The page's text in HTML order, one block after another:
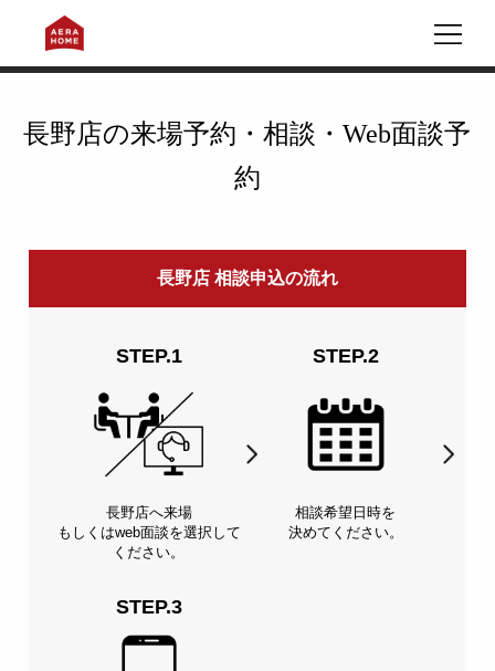
ホーム
長野市東和田
長野店の来場予約・相談・Web面談予
約
長野店 相談申込の流れ
STEP.1
長野店へ来場
もしくはweb面談を選択して
ください。
STEP.2
相談希望日時を
決めてください。
STEP.3